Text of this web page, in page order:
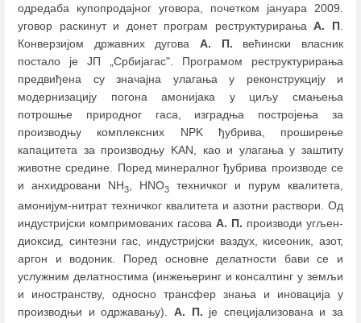
одредаба купопродајног уговорa, почетком јануара 2009.
уговор раскинут и донет програм реструктурирањаА. П
Конверзијом државних дугова А. П. већински власник
постало је ЈП „Србијагас". Програмом реструктурирања
предвиђена су значајна улагања у реконструкцију и
модернизацију погона амонијака у циљу смањења
потрошње природног гаса, изградња постројења за
производњу комплексних NPK ђубрива, проширење
капацитета за производњу KAN, као и улагања у заштиту
животне средине. Поред минералног ђубрива производе се
и анхидровани NH3 , HNO3
техничког и пурум квалитета,
амонијум-нитрат техничког квалитета и азотни раствори. Од
индустријски компримованих гасова A. П. производи угљен-
диоксид, синтезни гас, индустријски ваздух, кисеоник, азот,
аргон и водоник. Поред основне делатности бави се и
услужним делатностима (инжењеринг и консалтинг у земљи
и иностранству, односно трансфер знања и иновација у
производњи и одржавању). A. П. је специјализована и за